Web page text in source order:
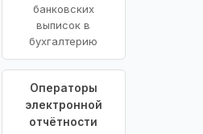
банковских
выписок в
бухгалтерию
Операторы
электронной
отчётности